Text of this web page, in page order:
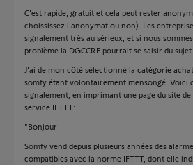
C'est rapide, gratuit et cela peut rester
choississez l'anonymat ou non). Les
signalement très au sérieux, et si nous
problème la DGCCRF pourrait se saisir du sujet.
J'ai de mon côté sélectionné la catégorie
somfy étant volontairement mensongé. Voici
signalement, en imprimant une page du site
service IFTTT:
"Bonjour
Somfy vend depuis plusieurs années des
compatibles avec la norme IFTTT, dont elle